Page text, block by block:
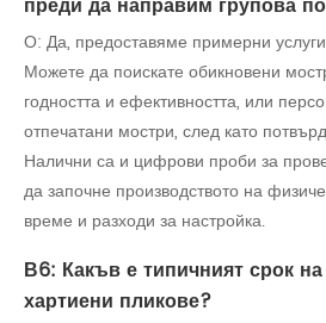
О: Да, предоставяме примерни
Можете да поискате обикновени
годността и ефективността, или
отпечатани мостри, след като
Налични са и цифрови проби за
да започне производството на
време и разходи за настройка.
В6: Какъв е типичният срок
хартиени пликове?